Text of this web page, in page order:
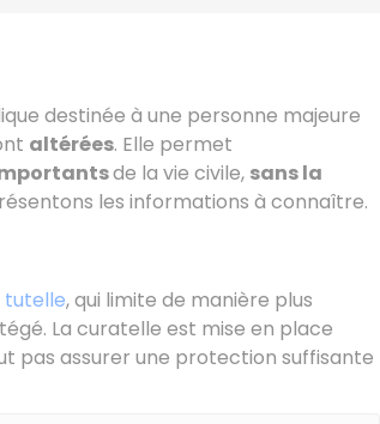
destinée à une personne majeure
altérées. Elle permet
de la vie civile, sans la
les informations à connaître.
tutelle, qui limite de manière plus
La curatelle est mise en place
pas assurer une protection suffisante